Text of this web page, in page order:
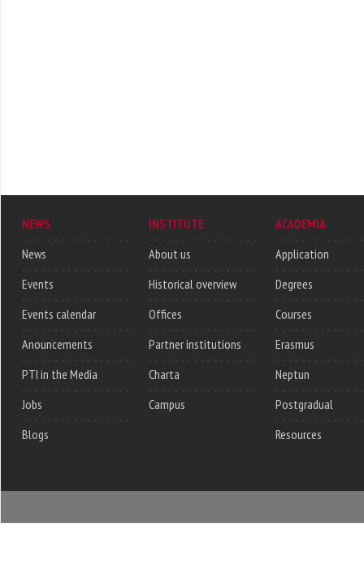
NEWS
News
Events
Events calendar
Anouncements
PTI in the Media
Jobs
Blogs
INSTITUTE
About us
Historical overview
Offices
Partner institutions
Charta
Campus
ACADEMIA
Application
Degrees
Courses
Erasmus
Neptun
Postgradual
Resources